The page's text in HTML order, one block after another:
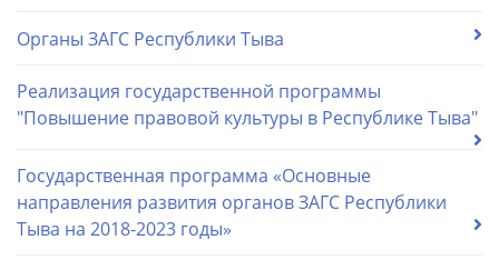
Органы ЗАГС Республики Тыва
Реализация государственной программы
"Повышение правовой культуры в Республике Тыва"
Государственная программа «Основные
направления развития органов ЗАГС Республики
Тыва на 2018-2023 годы»